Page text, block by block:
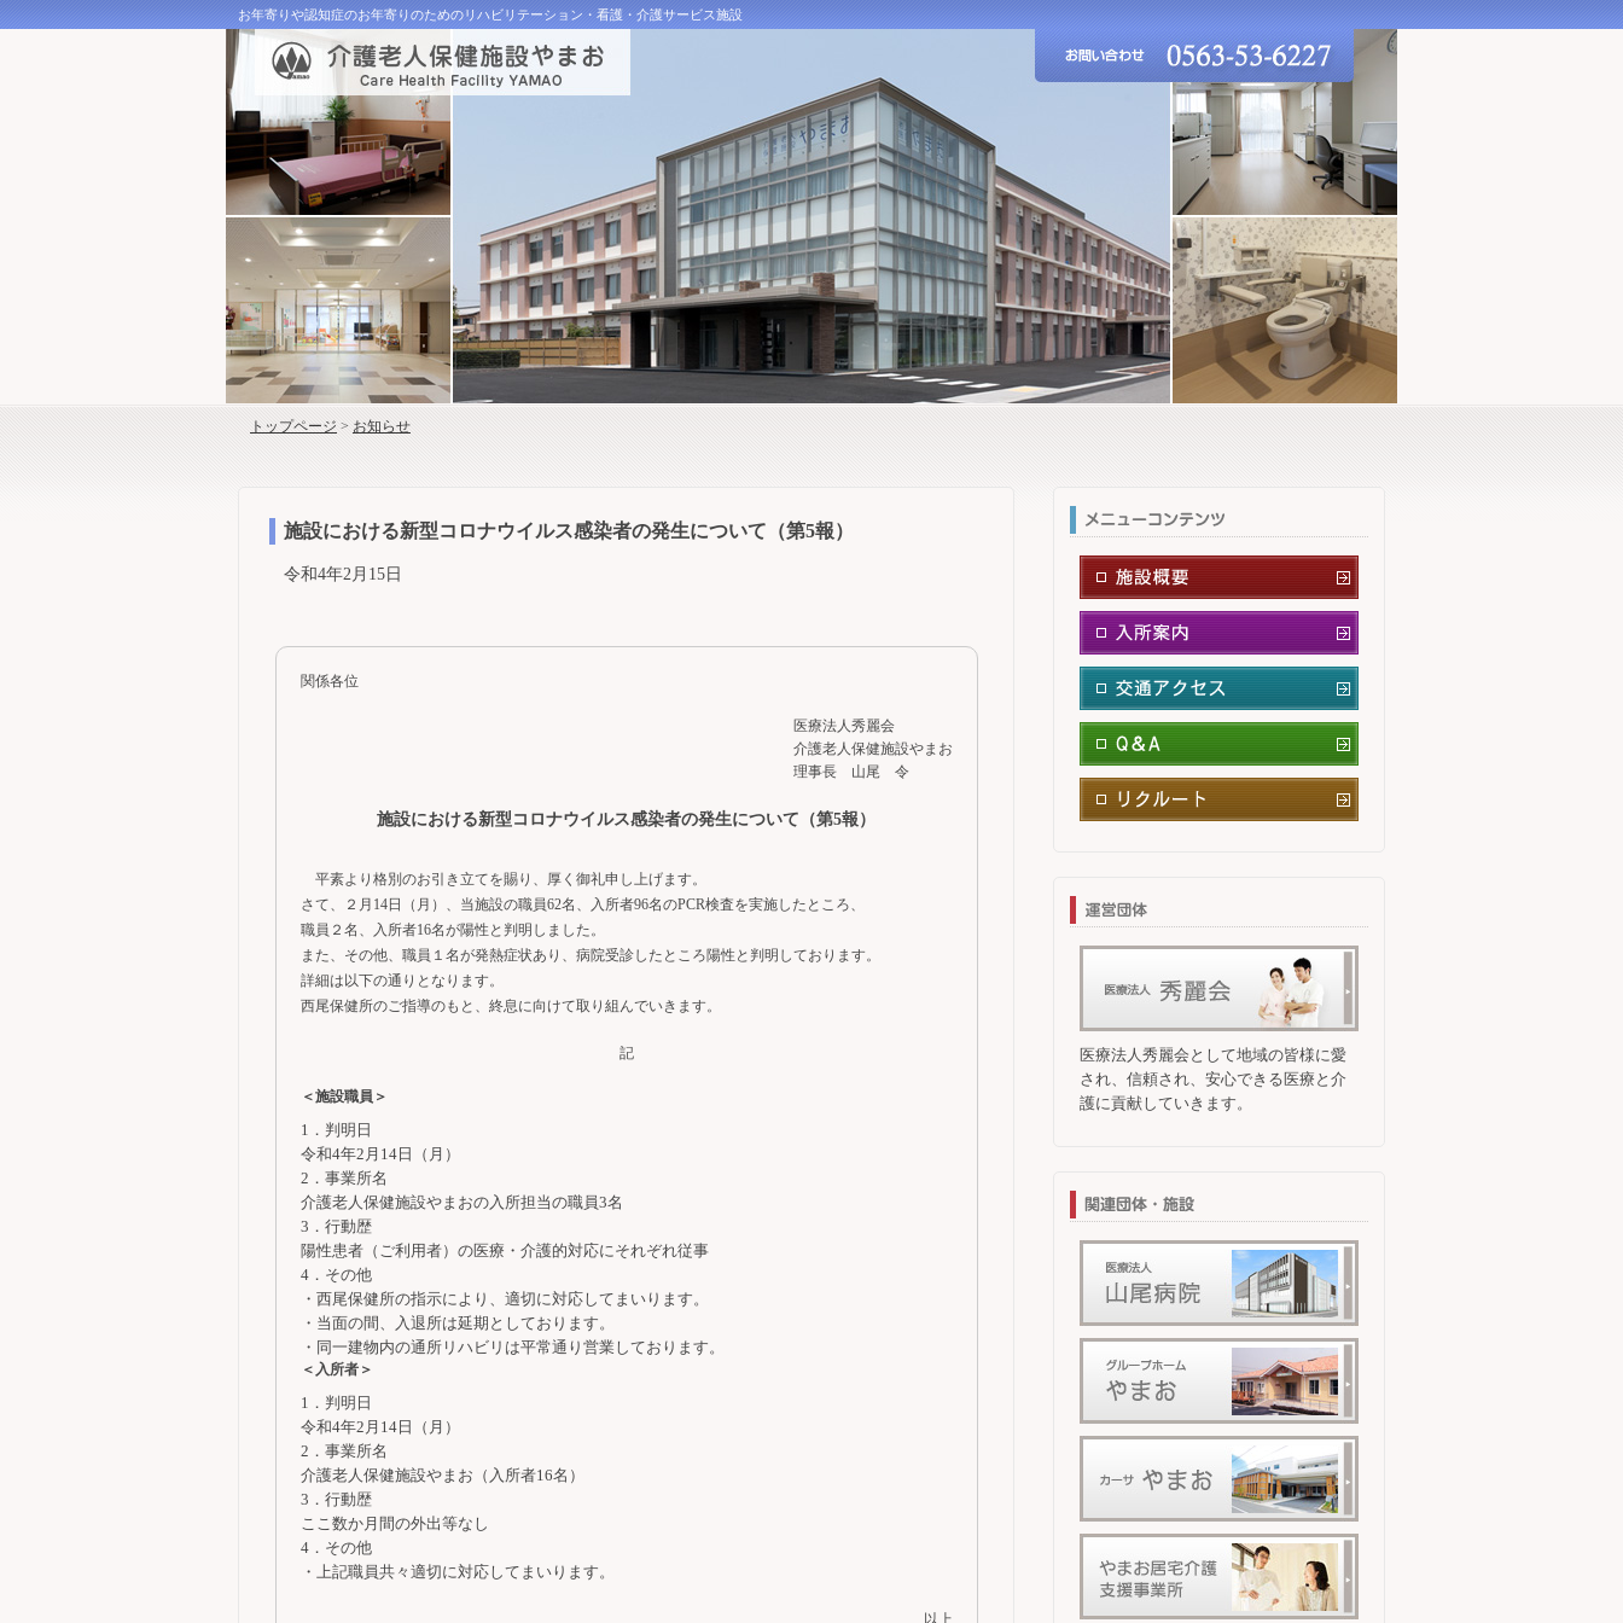
お年寄りや認知症のお年寄りのためのリハビリテーション・看護・介護サービス施設
トップページ > お知らせ
施設における新型コロナウイルス感染者の発生について（第5報）
令和4年2月15日
関係各位
医療法人秀麗会
介護老人保健施設やまお
理事長 山尾 令
施設における新型コロナウイルス感染者の発生について（第5報）
平素より格別のお引き立てを賜り、厚く御礼申し上げます。
さて、２月14日（月）、当施設の職員62名、入所者96名のPCR検査を実施したところ、
職員２名、入所者16名が陽性と判明しました。
また、その他、職員１名が発熱症状あり、病院受診したところ陽性と判明しております。
詳細は以下の通りとなります。
西尾保健所のご指導のもと、終息に向けて取り組んでいきます。
記
＜施設職員＞
1．判明日
令和4年2月14日（月）
2．事業所名
介護老人保健施設やまおの入所担当の職員3名
3．行動歴
陽性患者（ご利用者）の医療・介護的対応にそれぞれ従事
4．その他
・西尾保健所の指示により、適切に対応してまいります。
・当面の間、入退所は延期としております。
・同一建物内の通所リハビリは平常通り営業しております。
＜入所者＞
1．判明日
令和4年2月14日（月）
2．事業所名
介護老人保健施設やまお（入所者16名）
3．行動歴
ここ数か月間の外出等なし
4．その他
・上記職員共々適切に対応してまいります。
以上
医療法人秀麗会として地域の皆様に愛
され、信頼され、安心できる医療と介
護に貢献していきます。